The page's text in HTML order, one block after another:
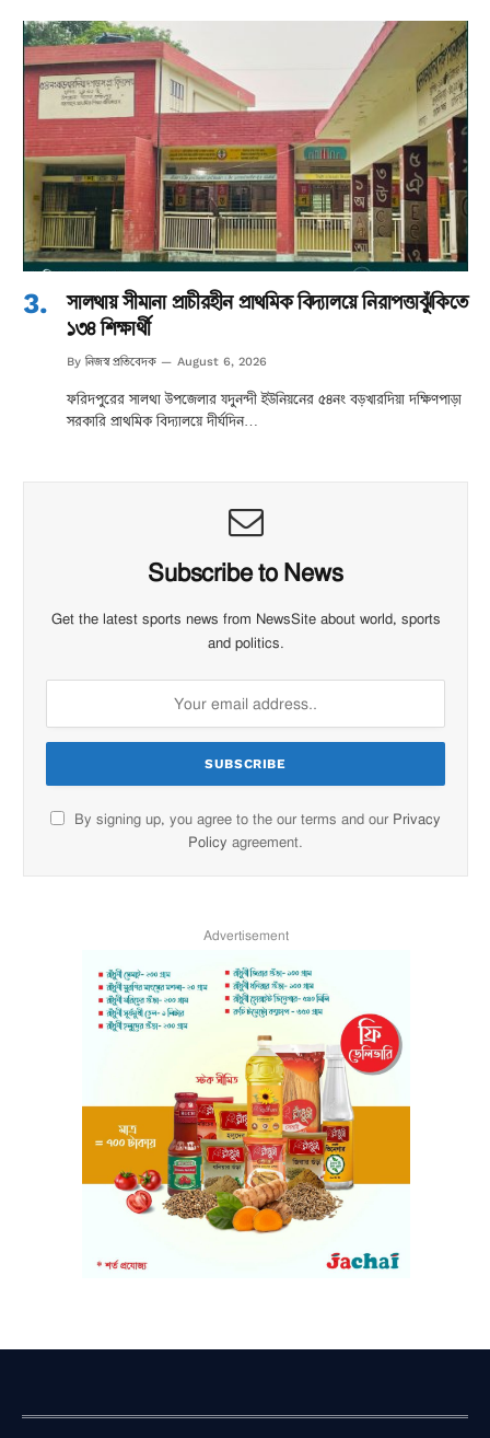
সালথায় সীমানা প্রাচীরহীন প্রাথমিক বিদ্যালয়ে নিরাপত্তাঝুঁকিতে
১৩৪ শিক্ষার্থী
By নিজস্ব প্রতিবেদক August 6, 2026
ফরিদপুরের সালথা উপজেলার যদুনন্দী ইউনিয়নের ৫৪নং বড়খারদিয়া দক্ষিণপাড়া
সরকারি প্রাথমিক বিদ্যালয়ে দীর্ঘদিন…
Subscribe to News
Get the latest sports news from NewsSite about world, sports
and politics.
By signing up, you agree to the our terms and our Privacy
Policy agreement.
Advertisement